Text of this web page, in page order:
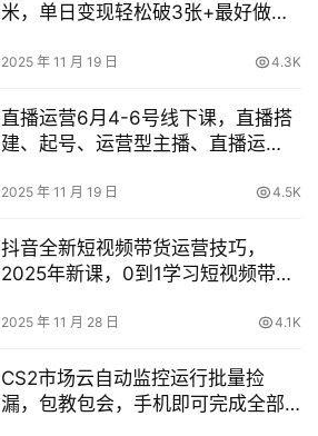
米，单日变现轻松破3张+最好做的
2025 年 11 月 19 日 4.3K
直播运营6月4-6号线下课，‬直播搭
建、起号、运营型主播、直播运‬
2025 年 11 月 19 日 4.5K
抖音全新短视频带货运营技巧，
2025年新课，0到1学习短视频带货
2025 年 11 月 28 日 4.1K
CS2市场云自动监控运行批量捡
漏，包教包会，手机即可完成全部